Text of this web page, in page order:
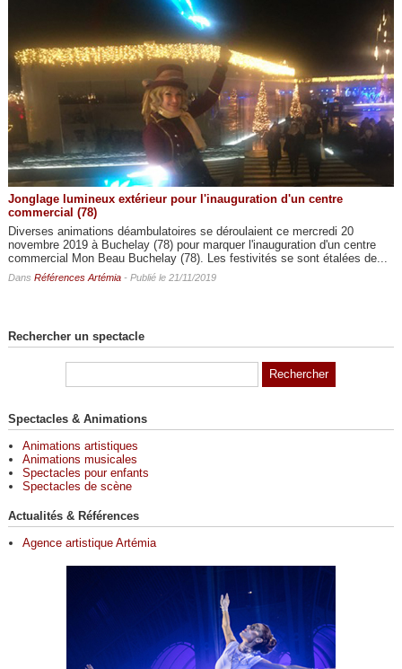
Jonglage lumineux extérieur pour l'inauguration d'un centre
commercial (78)
Diverses animations déambulatoires se déroulaient ce mercredi 20
novembre 2019 à Buchelay (78) pour marquer l'inauguration d'un centre
commercial Mon Beau Buchelay (78). Les festivités se sont étalées de...
Dans Références Artémia- Publié le 21/11/2019
Rechercher un spectacle
Spectacles & Animations
Animations artistiques
Animations musicales
Spectacles pour enfants
Spectacles de scène
Actualités & Références
Agence artistique Artémia